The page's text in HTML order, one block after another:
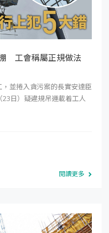
工會稱屬正規做法
並捲入貪污案的長實安達臣
日）疑違規吊運載着工人
閱讀更多